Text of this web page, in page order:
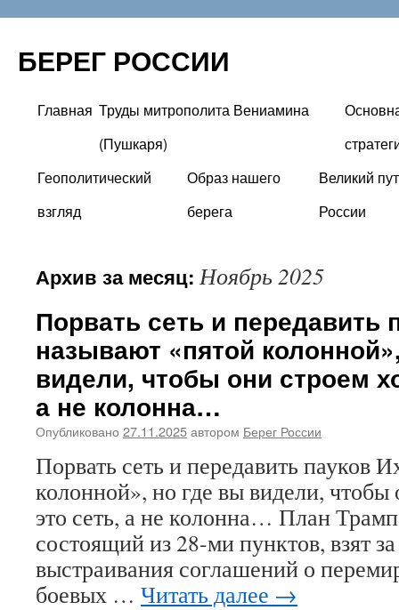
БЕРЕГ РОССИИ
Перейти
содержимому
Главная Труды митрополита Вениамина
(Пушкаря)
Геополитический
взгляд
Образ нашего
берега
Великий
России
Архив за месяц:Ноябрь 2025
Порвать сеть и передавить
называют «пятой
видели, чтобы они строем
а не колонна…
Опубликовано 27.11.2025автором Берег России
Порвать сеть и передавить пауков
колонной», но где вы видели, чтобы
это сеть, а не колонна… План
состоящий из 28-ми пунктов, взят
выстраивания соглашений о
боевых … Читать далее →